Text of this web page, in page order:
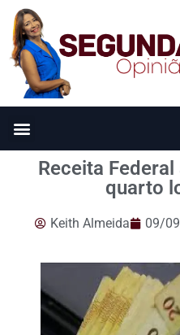
Receita
quarto
Keith Almeida 09/